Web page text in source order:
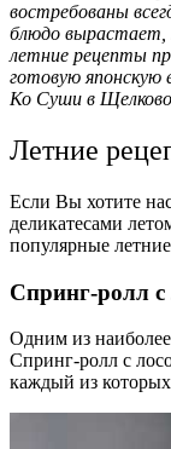
востребованы
блюдо
летние рецепты
готовую японскую
Ко Суши в
Летние
Если Вы хотите
деликатесами
популярные
Спринг-ролл с
Одним из
Спринг-ролл с
каждый из которых